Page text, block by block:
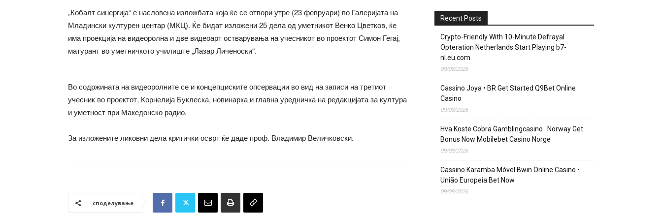
„Кобалт синергија“ е насловена изложбата која ќе се отвори утре (23 февруари) во Галеријата на
Младински културен центар (МКЦ). Ќе бидат изложени 25 дела од уметникот Венко Цветков, ќе
има проекција на видеоролна и две видеоарт остварувања на учесникот во проектот Симон Гегај,
матурант во уметничкото училиште „Лазар Личеноски“.
Во содржината на видеоролните се и концепциските опсервации во вид на записи на третиот
учесник во проектот, Корнелија Буклеска, новинарка и главна уредничка на редакцијата за култура
и уметност при Македонско радио.
За изложените ликовни дела критички осврт ќе даде проф. Владимир Величковски.
споделување
Recent Posts
Crypto-Friendly With 10-Minute Defrayal
Opteration Netherlands Start Playing b7-
nl.eu.com
09/08/2026
Cassino Joya • BR Get Started Q9Bet Online
Casino
09/08/2026
Hva Koste Cobra Gamblingcasino . Norway Get
Bonus Now Mobilebet Casino Norge
09/08/2026
Cassino Karamba Móvel Bwin Online Casino •
União Europeia Bet Now
09/08/2026